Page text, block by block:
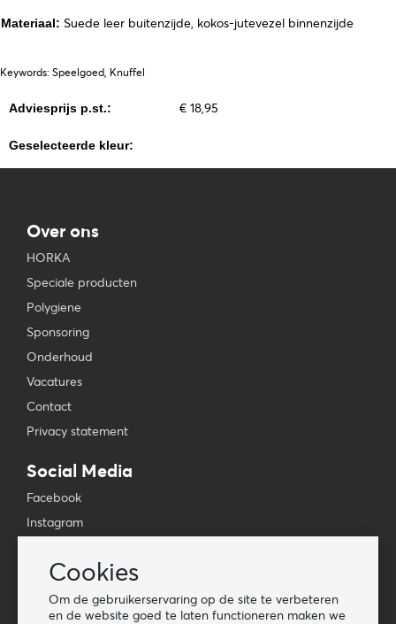
Cookies
Om de gebruikerservaring op de site te verbeteren
en de website goed te laten functioneren maken we
Materiaal: Suede leer buitenzijde, kokos-jutevezel binnenzijde
Keywords: Speelgoed, Knuffel
Adviesprijs p.st.: € 18,95
Geselecteerde kleur:
Over ons
HORKA
Speciale producten
Polygiene
Sponsoring
Onderhoud
Vacatures
Contact
Privacy statement
Social Media
Facebook
Instagram
TikTok
Tools